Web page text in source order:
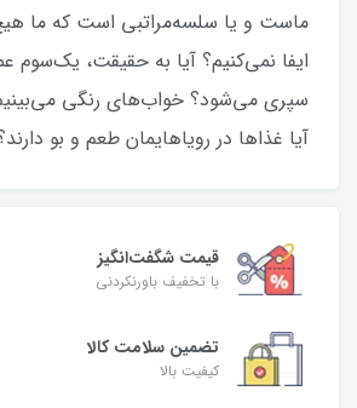
ماست و یا سلسه‌مراتبی است که ما
ایفا نمی‌کنیم؟ آیا به حقیقت، یک‌سوم
سپری می‌شود؟ خواب‌های رنگی
آیا غذاها در رویاهایمان طعم و بو
قیمت شگفت‌انگیز
با تخفیف باورنکردنی
تضمین سلامت کالا
کیفیت بالا